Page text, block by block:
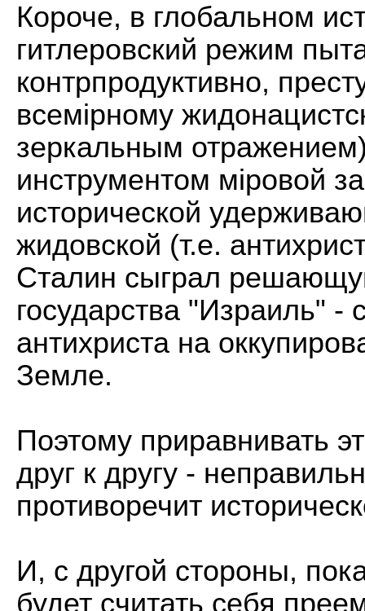
Короче, в глобальном
гитлеровский режим
контрпродуктивно,
всемiрному
зеркальным
инструментом мiровой
исторической
жидовской (т.е.
Сталин сыграл
государства "Израиль" -
антихриста на
Земле.
Поэтому приравнивать
друг к другу -
противоречит
И, с другой стороны,
будет считать себя